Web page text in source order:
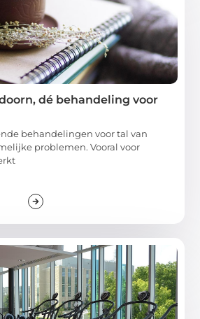
dé behandeling voor
behandelingen voor tal van
problemen. Vooral voor